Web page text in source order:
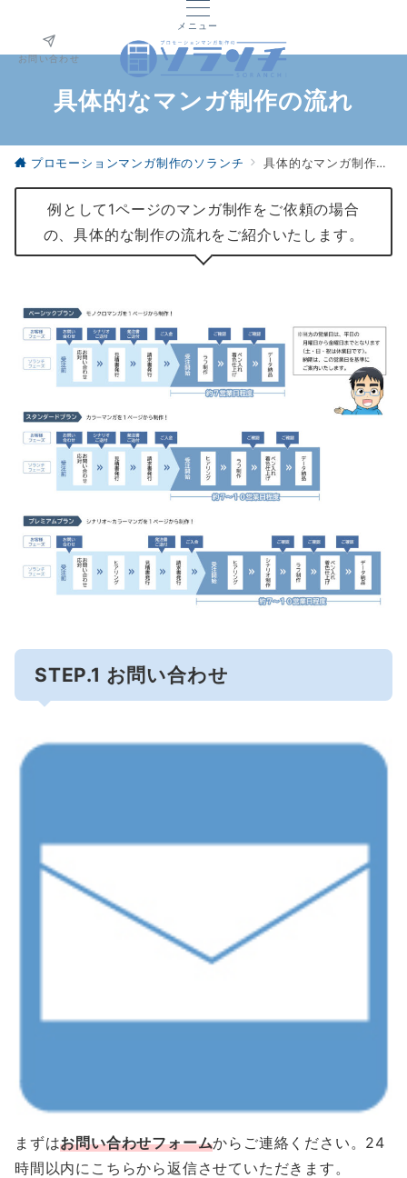
メニュー
お問い合わせ
具体的なマンガ制作の流れ
プロモーションマンガ制作のソランチ 具体的なマンガ制作の流れ
例として1ページのマンガ制作をご依頼の場合
の、具体的な制作の流れをご紹介いたします。
STEP.1 お問い合わせ
まずはお問い合わせフォームからご連絡ください。 24
時間以内にこちらから返信させていただきます。